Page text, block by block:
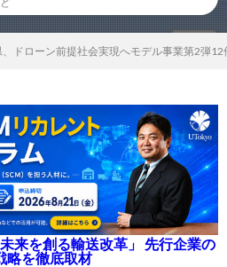
ドローン前提社会実現へモデル事業第2弾12
来を創る輸送改革」 先行企業の
略を徹底取材